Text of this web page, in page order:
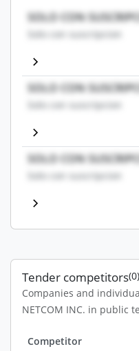
SOLO CON
Solo con suscripcion
SOLO CON
Solo con suscripcion
SOLO CON
Solo con suscripcion
Tender competitors(0)
Companies and
NETCOM INC. in public
Competitor